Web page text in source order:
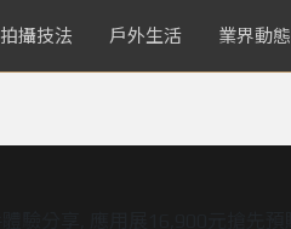
拍攝技法 戶外生活 業界動態